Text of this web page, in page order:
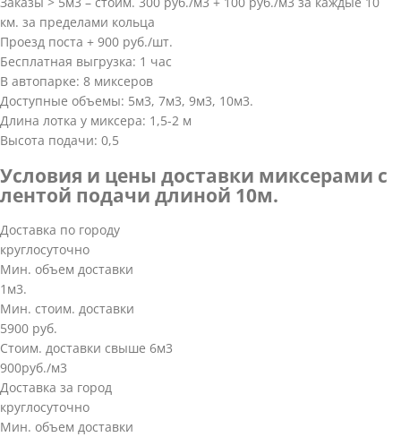
км. за пределами кольца
Проезд поста + 900 руб./шт.
Бесплатная выгрузка: 1 час
В автопарке: 8 миксеров
Доступные объемы: 5м3, 7м3, 9м3, 10м3.
Длина лотка у миксера: 1,5-2 м
Высота подачи: 0,5
Условия и цены доставки миксерами с
лентой подачи длиной 10м.
Доставка по городу
круглосуточно
Мин. объем доставки
1м3.
Мин. стоим. доставки
5900 руб.
Стоим. доставки свыше 6м3
900руб./м3
Доставка за город
круглосуточно
Мин. объем доставки